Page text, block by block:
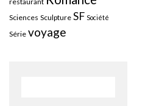
Sciences Sculpture SF Société
Série voyage